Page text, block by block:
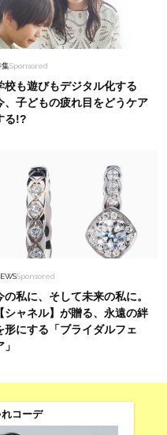
んの勝負服！
】ロゴT×パンツにレース羽
房対策も万全
今どきピアス】40代が毎日着
リー」４選
】韓国旅「ギリギリまで楽し
リアル香盤表を大公開！
集Sponsored
校も遊びもデジタル化する
、子どもの疲れ目をどうケア
る!?
Sponsored
の私に、そして未来の私に。
【シャネル】が贈る、永遠の絆
形にする「ブライダルフェ
」
コーデ